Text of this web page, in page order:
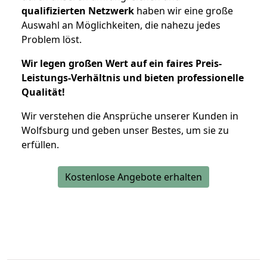
qualifizierten Netzwerk haben wir eine große
Auswahl an Möglichkeiten, die nahezu jedes
Problem löst.
Wir legen großen Wert auf ein faires Preis-
Leistungs-Verhältnis und bieten professionelle
Qualität!
Wir verstehen die Ansprüche unserer Kunden in
Wolfsburg und geben unser Bestes, um sie zu
erfüllen.
Kostenlose Angebote erhalten